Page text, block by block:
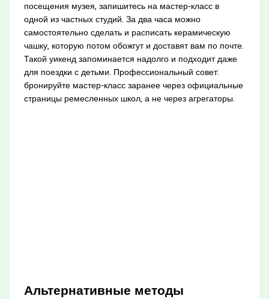
посещения музея, запишитесь на мастер-класс в
одной из частных студий. За два часа можно
самостоятельно сделать и расписать керамическую
чашку, которую потом обожгут и доставят вам по почте.
Такой уикенд запоминается надолго и подходит даже
для поездки с детьми. Профессиональный совет:
бронируйте мастер-класс заранее через официальные
страницы ремесленных школ, а не через агрегаторы.
Альтернативные методы